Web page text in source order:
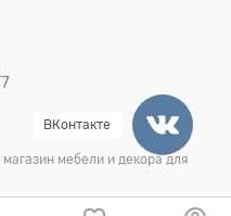
мебели и декора для
ВКонтакте